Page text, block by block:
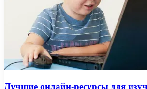
Лучшие онлайн-ресурсы для